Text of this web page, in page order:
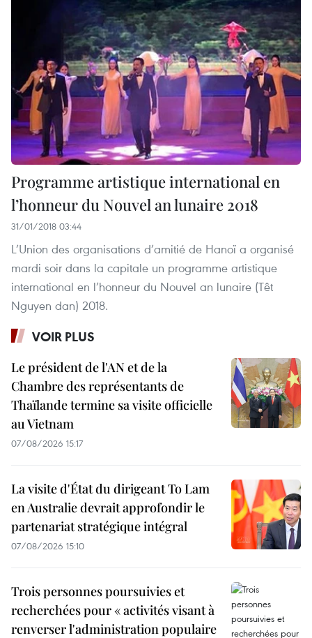
Programme artistique international en
l’honneur du Nouvel an lunaire 2018
31/01/2018 03:44
L’Union des organisations d’amitié de Hanoï a organisé
mardi soir dans la capitale un programme artistique
international en l’honneur du Nouvel an lunaire (Têt
Nguyen dan) 2018.
VOIR PLUS
Le président de l'AN et de la
Chambre des représentants de
Thaïlande termine sa visite officielle
au Vietnam
07/08/2026 15:17
La visite d'État du dirigeant To Lam
en Australie devrait approfondir le
partenariat stratégique intégral
07/08/2026 15:10
Trois personnes poursuivies et
recherchées pour « activités visant à
renverser l'administration populaire